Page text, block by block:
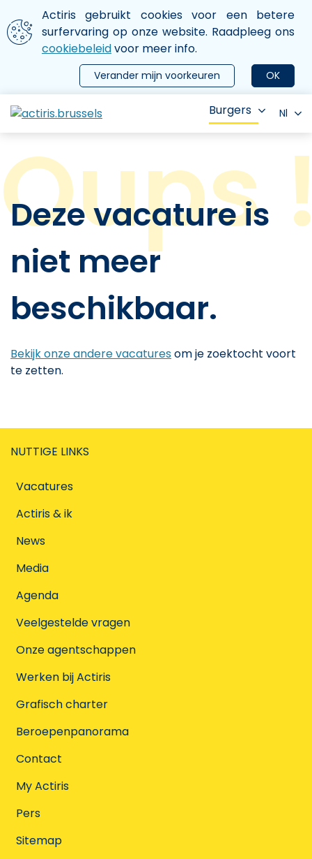
Aller au contenu principal
We gebruiken cookies
Actiris gebruikt cookies voor een betere
surfervaring op onze website. Raadpleeg ons
cookiebeleidvoor meer info.
OK
Verander mijn voorkeuren
le menu
Burgers Nl
Deze vacature is
niet meer
beschikbaar.
Bekijk onze andere vacaturesom je zoektocht voort
te zetten.
NUTTIGE LINKS
Vacatures
Actiris & ik
News
Media
Agenda
Veelgestelde vragen
Onze agentschappen
Werken bij Actiris
Grafisch charter
Beroepenpanorama
Contact
My Actiris
Pers
Sitemap